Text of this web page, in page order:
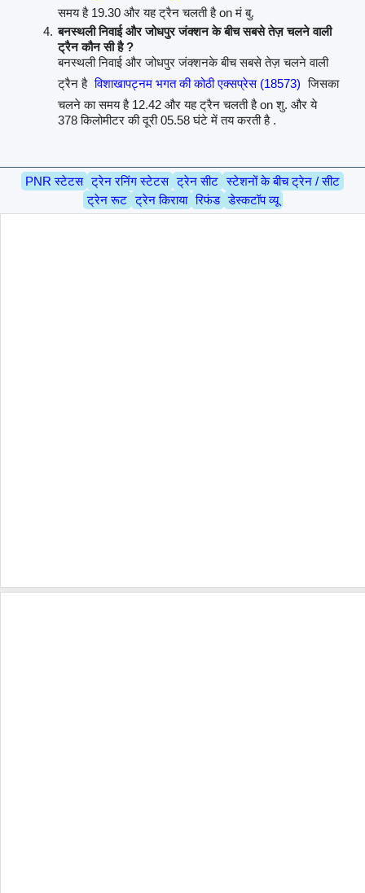
समय है 19.30 और यह ट्रैन चलती है on मं बु.
बनस्थली निवाई और जोधपुर जंक्शन के बीच सबसे तेज़ चलने वाली
ट्रैन कौन सी है ?
बनस्थली निवाई और जोधपुर जंक्शनके बीच सबसे तेज़ चलने वाली
ट्रैन है विशाखापट्नम भगत की कोठी एक्सप्रेस (18573) जिसका
चलने का समय है 12.42 और यह ट्रैन चलती है on शु. और ये
378 किलोमीटर की दूरी 05.58 घंटे में तय करती है .
PNR स्टेटस ट्रेन रनिंग स्टेटस ट्रेन सीट स्टेशनों के बीच ट्रेन / सीट
ट्रेन रूट ट्रेन किराया रिफंड डेस्कटॉप व्यू